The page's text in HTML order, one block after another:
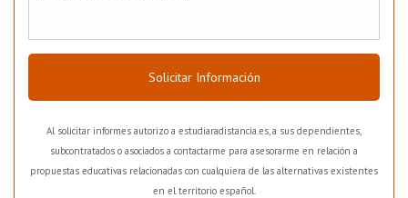
Solicitar Información
Al solicitar informes autorizo a estudiaradistancia.es, a sus dependientes,
subcontratados o asociados a contactarme para asesorarme en relación a
propuestas educativas relacionadas con cualquiera de las alternativas existentes
en el territorio español.